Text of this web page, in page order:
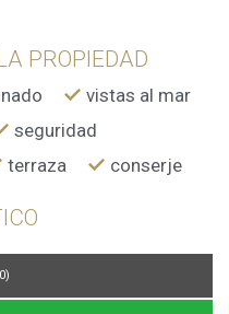
PROPIEDAD
vistas al mar
seguridad
terraza conserje